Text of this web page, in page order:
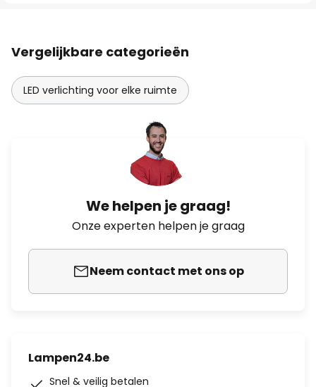
Vergelijkbare categorieën
LED verlichting voor elke ruimte
We helpen je graag!
Onze experten helpen je graag
Neem contact met ons op
Lampen24.be
Snel & veilig betalen